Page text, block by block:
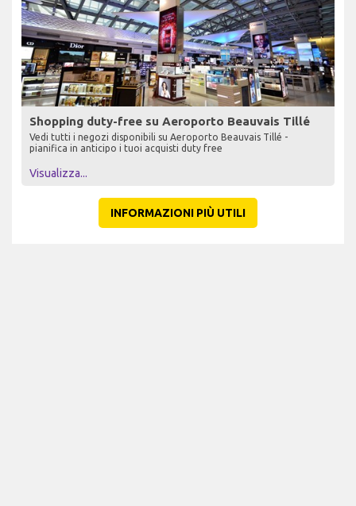
Shopping duty-free su Aeroporto Beauvais Tillé
Vedi tutti i negozi disponibili su Aeroporto Beauvais Tillé -
pianifica in anticipo i tuoi acquisti duty free
Visualizza...
INFORMAZIONI PIÙ UTILI